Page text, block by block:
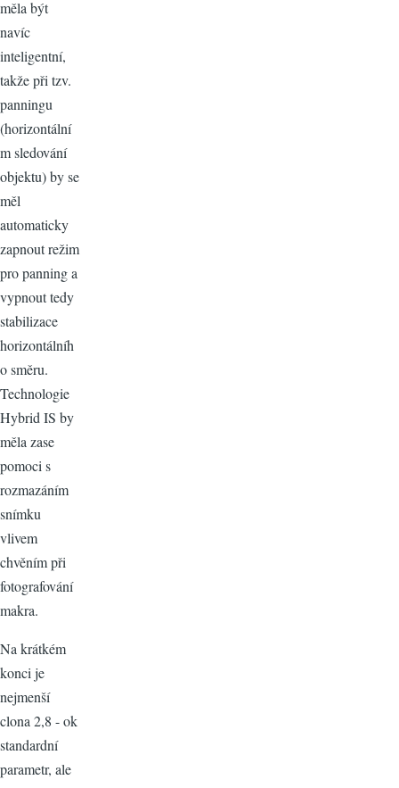
měla být
navíc
inteligentní,
takže při tzv.
panningu
(horizontální
m sledování
objektu) by se
měl
automaticky
zapnout režim
pro panning a
vypnout tedy
stabilizace
horizontálníh
o směru.
Technologie
Hybrid IS by
měla zase
pomoci s
rozmazáním
snímku
vlivem
chvěním při
fotografování
makra.
Na krátkém
konci je
nejmenší
clona 2,8 - ok
standardní
parametr, ale